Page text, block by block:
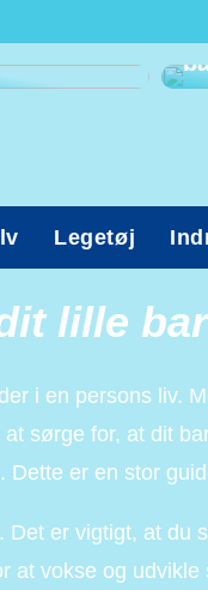
Kig med
Legetøj
lille
i en persons liv.
sørge for, at dit
er en stor
Det er vigtigt, at du
vokse og udvikle